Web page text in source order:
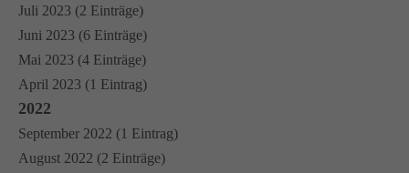
Juli 2023 (2 Einträge)
Juni 2023 (6 Einträge)
Mai 2023 (4 Einträge)
April 2023 (1 Eintrag)
2022
September 2022 (1 Eintrag)
August 2022 (2 Einträge)